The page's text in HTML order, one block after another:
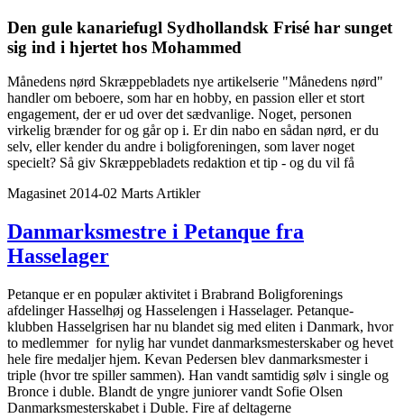
Den gule kanariefugl Sydhollandsk Frisé har sunget
sig ind i hjertet hos Mohammed
Månedens nørd Skræppebladets nye artikelserie "Månedens nørd"
handler om beboere, som har en hobby, en passion eller et stort
engagement, der er ud over det sædvanlige. Noget, personen
virkelig brænder for og går op i. Er din nabo en sådan nørd, er du
selv, eller kender du andre i boligforeningen, som laver noget
specielt? Så giv Skræppebladets redaktion et tip - og du vil få
Magasinet 2014-02 Marts Artikler
Danmarksmestre i Petanque fra
Hasselager
Petanque er en populær aktivitet i Brabrand Boligforenings
afdelinger Hasselhøj og Hasselengen i Hasselager. Petanque-
klubben Hasselgrisen har nu blandet sig med eliten i Danmark, hvor
to medlemmer for nylig har vundet danmarksmesterskaber og hevet
hele fire medaljer hjem. Kevan Pedersen blev danmarksmester i
triple (hvor tre spiller sammen). Han vandt samtidig sølv i single og
Bronce i duble. Blandt de yngre juniorer vandt Sofie Olsen
Danmarksmesterskabet i Duble. Fire af deltagerne